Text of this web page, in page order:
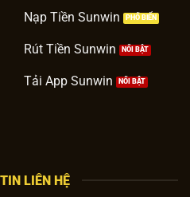
Nạp Tiền Sunwin
Rút Tiền Sunwin
Tải App Sunwin
LIÊN HỆ